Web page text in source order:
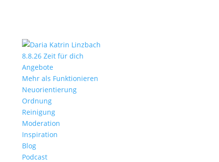
8.8.26 Zeit für dich
Angebote
Mehr als Funktionieren
Neuorientierung
Ordnung
Reinigung
Moderation
Inspiration
Blog
Podcast